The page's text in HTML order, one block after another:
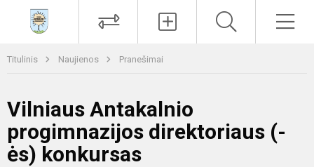
Titulinis Naujienos Pranešimai
Vilniaus Antakalnio
progimnazijos direktoriaus (-
ės) konkursas